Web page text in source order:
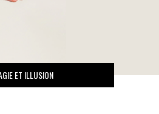
ET ILLUSION